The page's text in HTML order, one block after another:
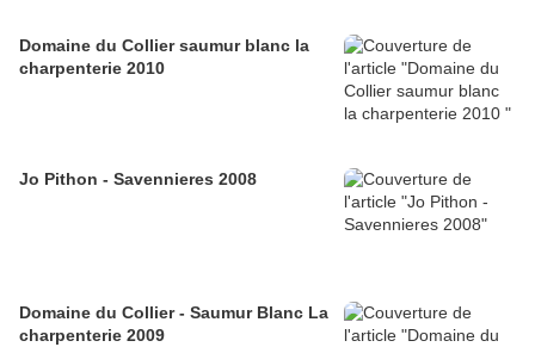
Domaine du Collier saumur blanc la
charpenterie 2010
Jo Pithon - Savennieres 2008
Domaine du Collier - Saumur Blanc La
charpenterie 2009